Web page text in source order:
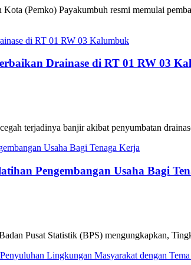
(Pemko) Payakumbuh resmi memulai
Drainase di RT 01 RW 03
terjadinya banjir akibat penyumbatan
Pengembangan Usaha Bagi
Pusat Statistik (BPS) mengungkapkan,